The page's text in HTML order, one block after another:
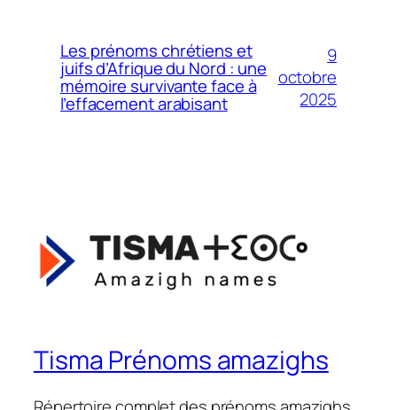
Les prénoms chrétiens et
juifs d’Afrique du Nord : une
mémoire survivante face à
l’effacement arabisant
9
octobre
2025
Tisma Prénoms amazighs